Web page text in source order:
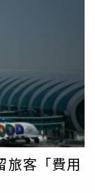
旅客「費用